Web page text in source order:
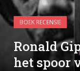
BOEK RECENSIE
Ronald
het spoor